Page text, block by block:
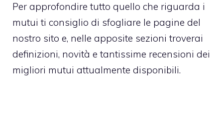
Per approfondire tutto quello che riguarda i
mutui ti consiglio di sfogliare le pagine del
nostro sito e, nelle apposite sezioni troverai
definizioni, novità e tantissime recensioni dei
migliori mutui attualmente disponibili.